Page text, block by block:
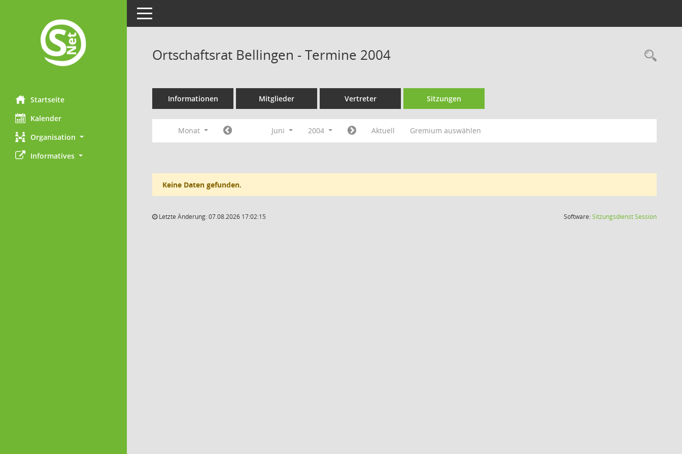
Startseite
Kalender
Organisation
Informatives
Toggle navigation
Ortschaftsrat Bellingen - Termine 2004
Informationen Mitglieder Vertreter Sitzungen
Monat Juni 2004 Aktuell Gremium auswählen
Keine Daten gefunden.
Letzte Änderung: 07.08.2026 17:02:15 Software:SitzungsdienstSession(Wird in